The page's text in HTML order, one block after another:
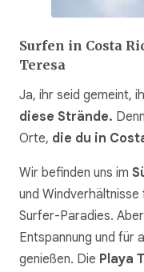
Surfen in Costa
Teresa
Ja, ihr seid gemeint,
diese Strände.
Orte, die du in
Wir befinden uns im
und Windverhältnisse
Surfer-Paradies.
Entspannung und für
genießen. Die Playa